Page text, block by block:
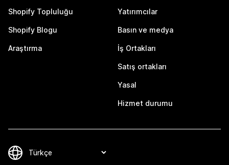
Shopify Topluluğu
Shopify Blogu
Araştırma
Yatırımcılar
Basın ve medya
İş Ortakları
Satış ortakları
Yasal
Hizmet durumu